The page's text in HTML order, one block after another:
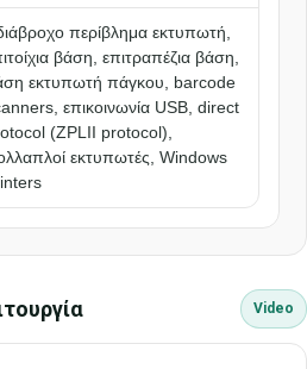
περίβλημα εκτυπωτή,
βάση, επιτραπέζια βάση,
εκτυπωτή πάγκου, barcode
επικοινωνία USB, direct
(ZPLII protocol),
εκτυπωτές, Windows
Video